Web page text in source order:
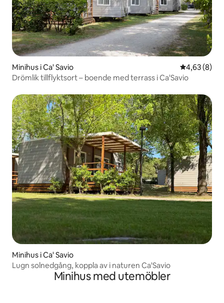
Minihus i Ca' Savio 4,63 av 5 i
4,63 (8)
Drömlik tillflyktsort – boende med terrass i Ca'Savio
Minihus i Ca' Savio
Lugn solnedgång, koppla av i naturen Ca'Savio
Minihus med utemöbler